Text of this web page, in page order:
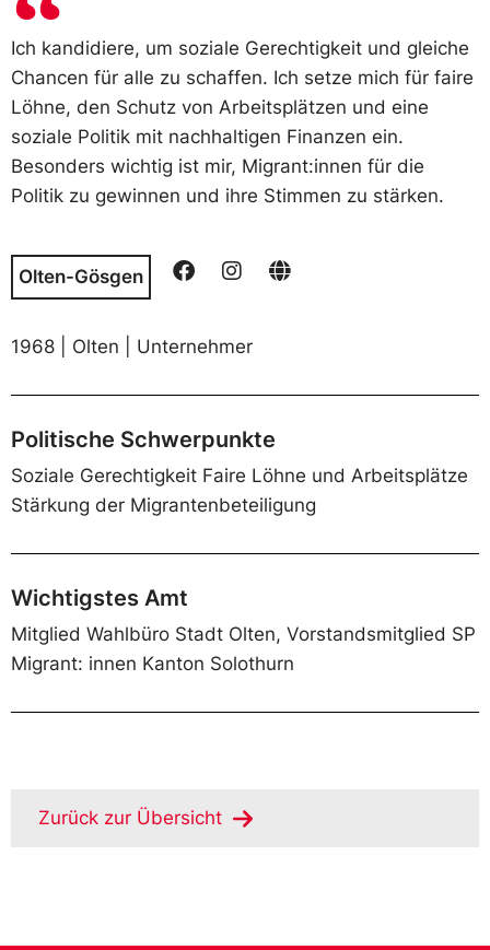
Ich kandidiere, um soziale Gerechtigkeit und gleiche
Chancen für alle zu schaffen. Ich setze mich für faire
Löhne, den Schutz von Arbeitsplätzen und eine
soziale Politik mit nachhaltigen Finanzen ein.
Besonders wichtig ist mir, Migrant:innen für die
Politik zu gewinnen und ihre Stimmen zu stärken.
Olten-Gösgen
1968 | Olten | Unternehmer
Politische Schwerpunkte
Soziale Gerechtigkeit Faire Löhne und Arbeitsplätze
Stärkung der Migrantenbeteiligung
Wichtigstes Amt
Mitglied Wahlbüro Stadt Olten, Vorstandsmitglied SP
Migrant: innen Kanton Solothurn
Zurück zur Übersicht